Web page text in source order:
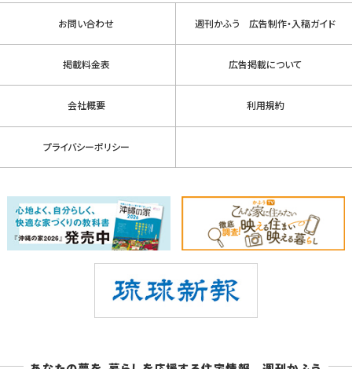
お問い合わせ 週刊かふう 広告制作・入稿ガイド
掲載料金表 広告掲載について
会社概要 利用規約
プライバシーポリシー